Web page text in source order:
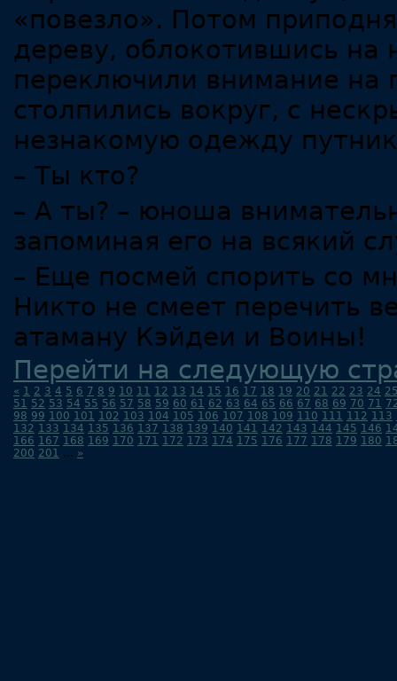
«повезло». Потом
дереву, облокотившись на
переключили внимание на
столпились вокруг, с
незнакомую одежду
– Ты кто?
– А ты? – юноша
запоминая его на всякий
– Еще посмей спорить со
Никто не смеет перечить
атаману Кэйдеи и Воины!
Перейти на следующую
« 1 2 3 4 5 6 7 8 9 10 11 12 13 14 15 16 17 18 19 20 21 22 23 24
51 52 53 54 55 56 57 58 59 60 61 62 63 64 65 66 67 68 69 70 71
98 99 100 101 102 103 104 105 106 107 108 109 110 111 112 113
132 133 134 135 136 137 138 139 140 141 142 143 144 145 146
166 167 168 169 170 171 172 173 174 175 176 177 178 179 180
200 201 ... »